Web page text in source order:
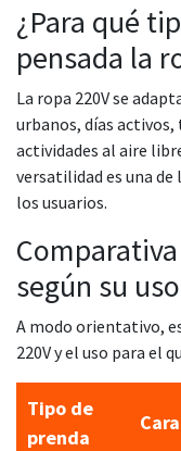
¿Para qué
pensada la
La ropa 220V se
urbanos, días
actividades al aire
versatilidad es una
los usuarios.
según su
A modo orientativo,
220V y el uso para el
Tipo de
prenda